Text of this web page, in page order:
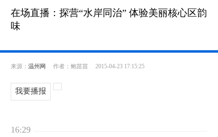
在场直播：探营“水岸同治” 体验美丽核心区韵
味
来源：温州网 作者：鲍苗苗 2015-04-23 17:15:25
我要播报
16:29